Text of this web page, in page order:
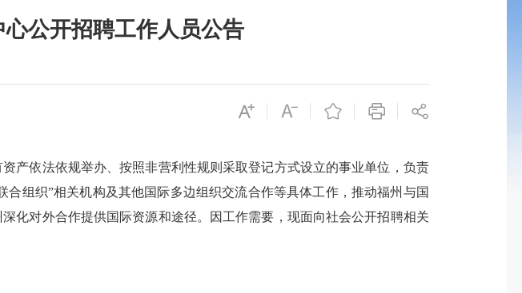
公开招聘工作人员公告
依法依规举办、按照非营利性规则采取登记方式设立的事业单位，负责
组织”相关机构及其他国际多边组织交流合作等具体工作，推动福州与国
化对外合作提供国际资源和途径。因工作需要，现面向社会公开招聘相关